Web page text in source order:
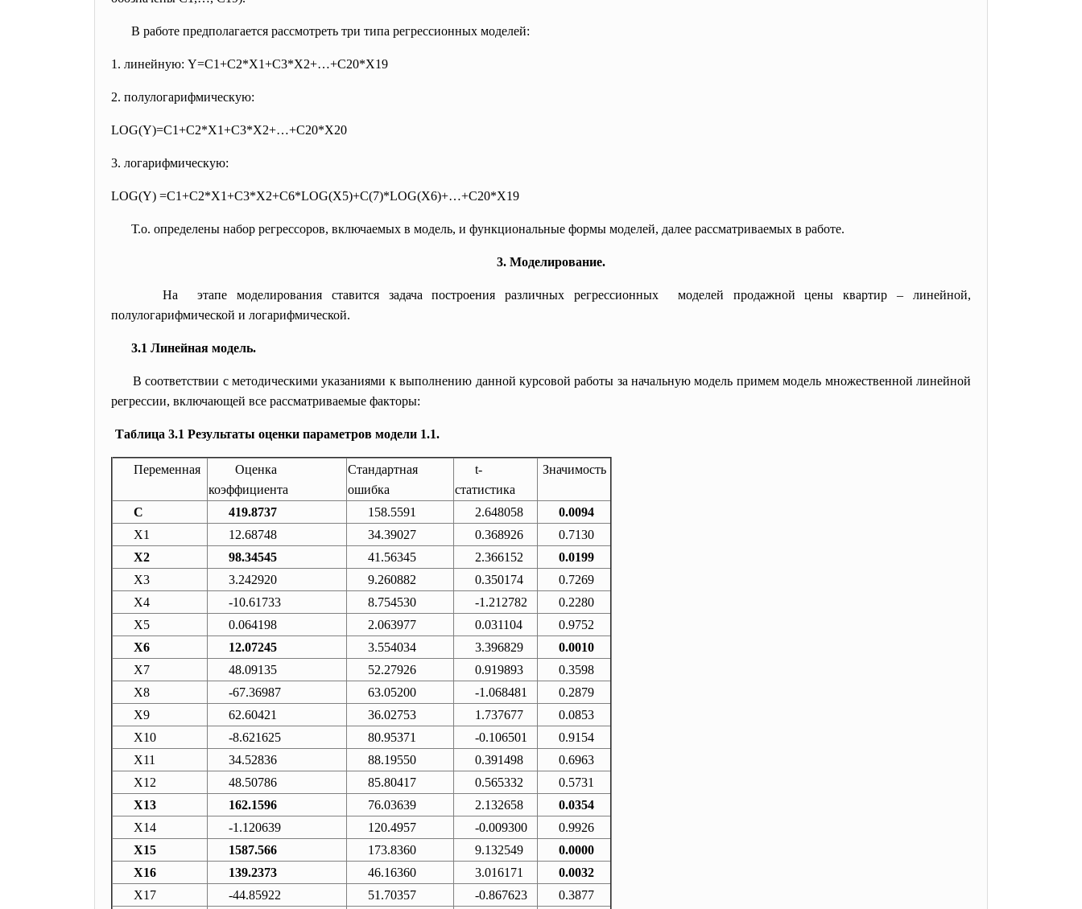
В работе предполагается рассмотреть три типа регрессионных моделей:
1. линейную: Y=C1+C2*X1+C3*X2+…+C20*X19
2. полулогарифмическую:
LOG(Y)=C1+C2*X1+C3*X2+…+C20*X20
3. логарифмическую:
LOG(Y) =C1+C2*X1+C3*X2+C6*LOG(X5)+С(7)*LOG(X6)+…+C20*X19
Т.о. определены набор регрессоров, включаемых в модель, и функциональные формы моделей, далее рассматриваемых в работе.
3. Моделирование.
На этапе моделирования ставится задача построения различных регрессионных моделей продажной цены квартир – линейной,
полулогарифмической и логарифмической.
3.1 Линейная модель.
В соответствии с методическими указаниями к выполнению данной курсовой работы за начальную модель примем модель множественной линейной
регрессии, включающей все рассматриваемые факторы:
Таблица 3.1 Результаты оценки параметров модели 1.1.
Переменная
Оценка
коэффициента
Стандартная
ошибка
t-
статистика
Значимость
C 419.8737 158.5591 2.648058
0.0094
X1
12.68748 34.39027 0.368926
0.7130
X2
98.34545 41.56345 2.366152
0.0199
X3
3.242920 9.260882 0.350174
0.7269
X4
-10.61733 8.754530 -1.212782
0.2280
X5
0.064198 2.063977 0.031104
0.9752
X6
12.07245 3.554034 3.396829
0.0010
X7
48.09135 52.27926 0.919893
0.3598
X8
-67.36987 63.05200 -1.068481
0.2879
X9
62.60421 36.02753 1.737677
0.0853
X10
-8.621625 80.95371 -0.106501
0.9154
X11
34.52836 88.19550 0.391498
0.6963
X12
48.50786 85.80417 0.565332
0.5731
X13
162.1596 76.03639 2.132658
0.0354
X14
-1.120639 120.4957 -0.009300
0.9926
X15
1587.566 173.8360 9.132549
0.0000
X16
139.2373 46.16360 3.016171
0.0032
X17
-44.85922 51.70357 -0.867623 0.3877